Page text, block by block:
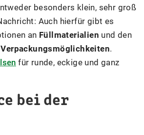
besonders klein, sehr groß
Auch hierfür gibt es
an Füllmaterialien und den
.
für runde, eckige und ganz
bei der